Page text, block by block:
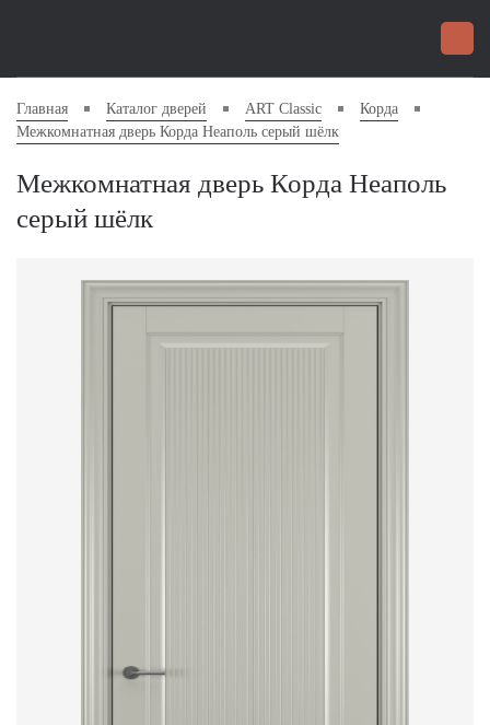
Главная Каталог дверей ART Classic
Корда
Межкомнатная дверь Корда Неаполь серый шёлк
Межкомнатная дверь Корда Неаполь
серый шёлк